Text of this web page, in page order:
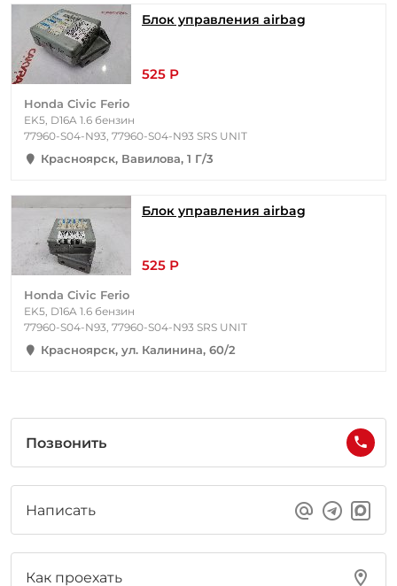
Блок управления airbag
525 Р
Honda Civic Ferio
EK5, D16A 1.6 бензин
77960-S04-N93, 77960-S04-N93 SRS UNIT
Красноярск, Вавилова, 1 Г/3
Блок управления airbag
525 Р
Honda Civic Ferio
EK5, D16A 1.6 бензин
77960-S04-N93, 77960-S04-N93 SRS UNIT
Красноярск, ул. Калинина, 60/2
Позвонить
Написать
Как проехать